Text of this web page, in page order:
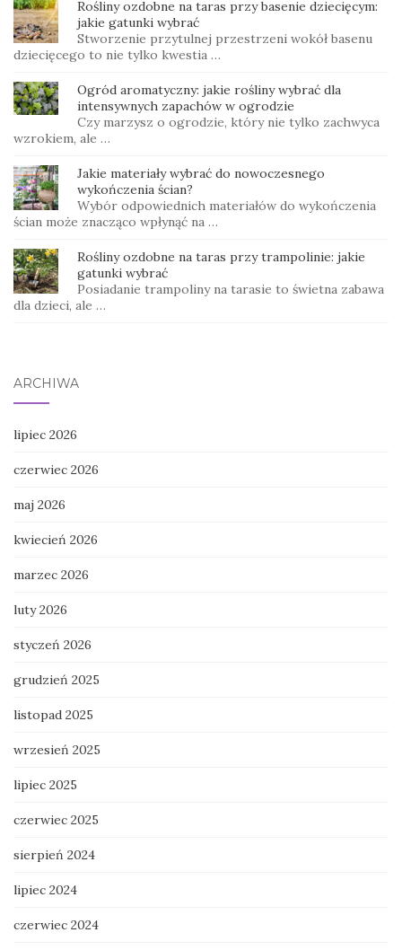
Rośliny ozdobne na taras przy basenie dziecięcym:
jakie gatunki wybrać
Stworzenie przytulnej przestrzeni wokół basenu
dziecięcego to nie tylko kwestia …
Ogród aromatyczny: jakie rośliny wybrać dla
intensywnych zapachów w ogrodzie
Czy marzysz o ogrodzie, który nie tylko zachwyca
wzrokiem, ale …
Jakie materiały wybrać do nowoczesnego
wykończenia ścian?
Wybór odpowiednich materiałów do wykończenia
ścian może znacząco wpłynąć na …
Rośliny ozdobne na taras przy trampolinie: jakie
gatunki wybrać
Posiadanie trampoliny na tarasie to świetna zabawa
dla dzieci, ale …
ARCHIWA
lipiec 2026
czerwiec 2026
maj 2026
kwiecień 2026
marzec 2026
luty 2026
styczeń 2026
grudzień 2025
listopad 2025
wrzesień 2025
lipiec 2025
czerwiec 2025
sierpień 2024
lipiec 2024
czerwiec 2024